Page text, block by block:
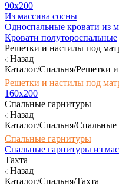
90х200
Из массива сосны
Односпальные кровати из
Кровати полутороспальные
Решетки и настилы под
Назад
Каталог/Спальня/Решетки
Решетки и настилы под
160х200
Спальные гарнитуры
Назад
Каталог/Спальня/
Спальные гарнитуры
Спальные гарнитуры из
Тахта
Назад
Каталог/Спальня/Тахта